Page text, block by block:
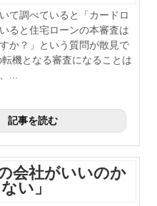
て調べていると「カードロ
ると住宅ローンの本審査は
か？」という質問が散見で
機となる審査になることは
...
記事を読む
会社がいいのか
い」